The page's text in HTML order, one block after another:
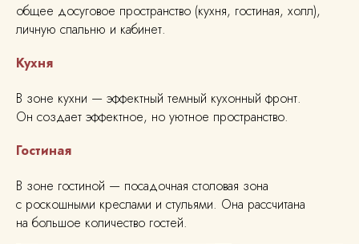
общее досуговое пространство (кухня, гостиная, холл),
личную спальню и кабинет.
Кухня
В зоне кухни — эффектный темный кухонный фронт.
Он создает эффектное, но уютное пространство.
Гостиная
В зоне гостиной — посадочная столовая зона
с роскошными креслами и стульями. Она рассчитана
на большое количество гостей.